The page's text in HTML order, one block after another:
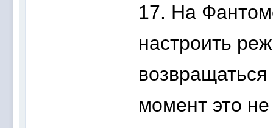
17. На
настроить
момент это